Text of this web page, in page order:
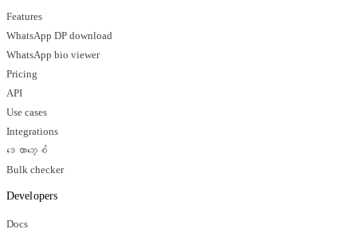
Features
WhatsApp DP download
WhatsApp bio viewer
Pricing
API
Use cases
Integrations
ဒေတာဘေ့စ်
Bulk checker
Developers
Docs